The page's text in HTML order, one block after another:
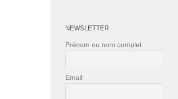
NEWSLETTER
Prénom ou nom complet
Email